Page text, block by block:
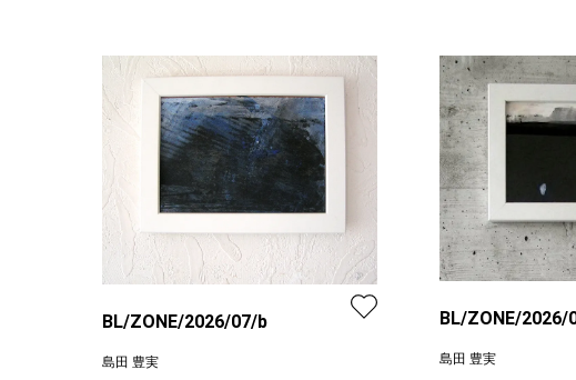
BL/ZONE/2026/07/b
島田 豊実
BL/ZONE/2026/
島田 豊実